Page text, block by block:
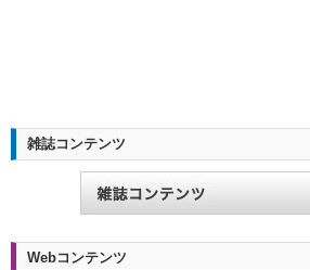
雑誌コンテンツ
Webコンテンツ